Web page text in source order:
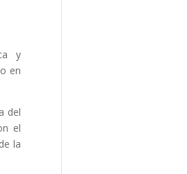
y
en
del
el
la